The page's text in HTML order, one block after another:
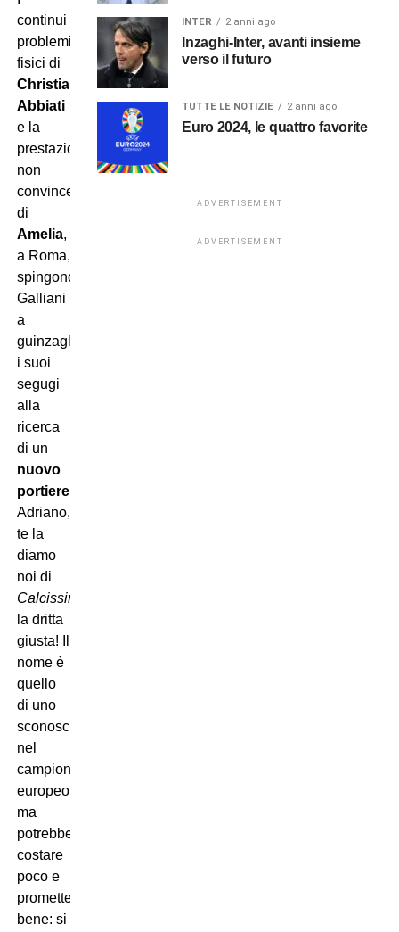
continui
problemi
fisici di
Christian
Abbiati
e la
prestazione
non
convincente
di
Amelia,
a Roma,
spingono
Galliani
a
guinzagliare
i suoi
segugi
alla
ricerca
di un
nuovo
portiere.
Adriano,
te la
diamo
noi di
Calcissimo
la dritta
giusta! Il
nome è
quello
di uno
sconosciuto
nel
campionato
europeo,
ma
potrebbe
costare
poco e
promette
bene: si
INTER 2 anni ago
Inzaghi-Inter, avanti insieme
verso il futuro
TUTTE LE NOTIZIE 2 anni ago
Euro 2024, le quattro favorite
ADVERTISEMENT
ADVERTISEMENT